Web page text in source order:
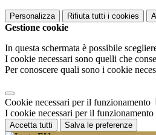
Personalizza Rifiuta tutti i cookies
Gestione cookie
In questa schermata è possibile
I cookie necessari sono quelli che
Per conoscere quali sono i cookie
Cookie necessari per il funzionamento
I cookie necessari per il
Accetta tutti Salva le preferenze